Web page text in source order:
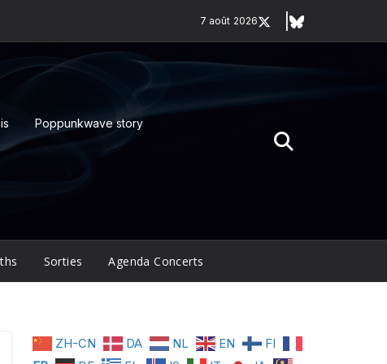
7 août 2026
Poppunkwave story
Sorties Agenda Concerts
ZH-CN DA NL EN
FI